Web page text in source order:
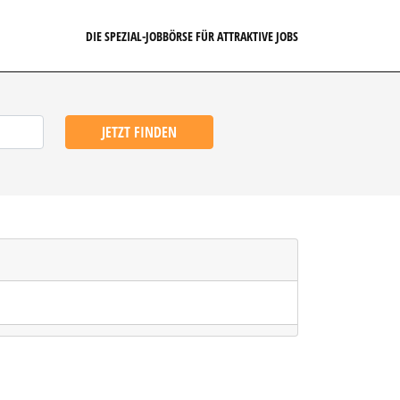
DIE SPEZIAL-JOBBÖRSE FÜR ATTRAKTIVE JOBS
JETZT FINDEN